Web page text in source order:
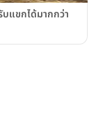
แขกได้มากกว่า